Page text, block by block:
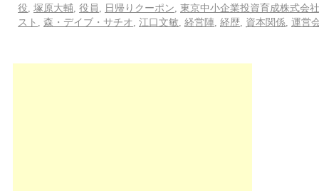
役 塚原大輔 役員 日帰りクーポン 東京中小企業投資育成株式会社
スト
森・デイブ・サチオ 江口文敏 経営陣 経歴 資本関係 運営